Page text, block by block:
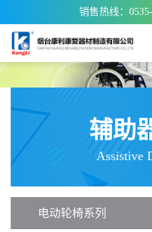
销售热线：
辅助
Assistive
电动轮椅系列